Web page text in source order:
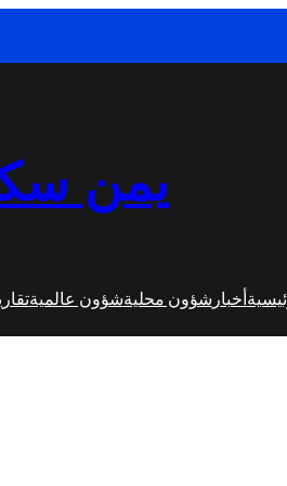
يمن
شؤون عالميةشؤون محلية أخبار